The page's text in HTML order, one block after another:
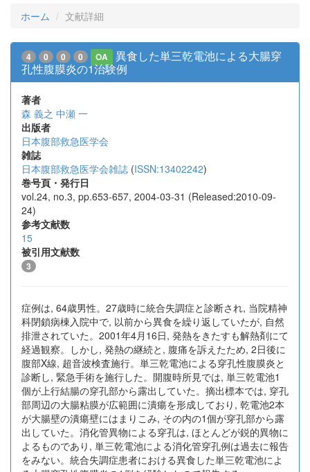
ホーム 文献詳細
4 0 0 0 OA
異食した単三乾電池による大腸穿
孔性腹膜炎の1治験例
著者
森 義之 中瀬 一
出版者
日本腹部救急医学会
雑誌
日本腹部救急医学会雑誌 (ISSN:13402242)
巻号頁・発行日
vol.24, no.3, pp.653-657, 2004-03-31 (Released:2010-09-
24)
参考文献数
15
被引用文献数
3
症例は, 64歳男性。27歳時に統合失調症と診断され, 当院精神
科閉鎖病棟入院中で, 以前から異食を繰り返していたが, 自然
排泄されていた。2001年4月16日, 発熱をきたすも解熱剤にて
経過観察。しかし, 発熱の継続と, 腹痛を訴えたため, 2日後に
腹部X線, 超音波検査施行。単三乾電池による穿孔性腹膜炎と
診断し, 緊急手術を施行した。開腹時所見では, 単三乾電池1
個が上行結腸の穿孔部から露出していた。摘出標本では, 穿孔
部周辺の大腸粘膜が広範囲に潰瘍を形成しており, 乾電池2本
が大腸壁の潰瘍壁にはまりこみ, その内の1個が穿孔部から露
出していた。消化管異物による穿孔は, ほとんどが鋭的異物に
よるものであり, 単三乾電池による消化管穿孔例は過去に報告
をみない。統合失調症患者における異食した単三乾電池によ